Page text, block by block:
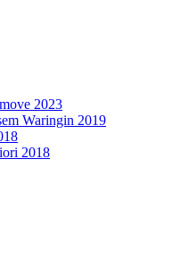
2023
Waringin 2019
2018